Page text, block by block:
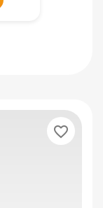
favorite_border